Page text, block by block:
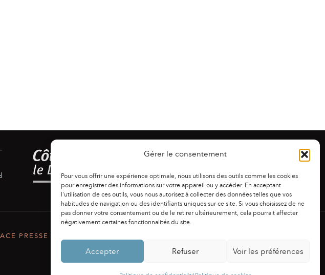
Gérer le consentement
Pour vous offrir une expérience optimale, nous utilisons des outils comme les cookies
pour enregistrer des informations sur votre appareil ou y accéder. En acceptant
l'utilisation de ces outils, vous nous autorisez à collecter des données telles que vos
habitudes de navigation ou des identifiants uniques sur ce site. Si vous choisissez de ne
pas donner votre consentement ou de le retirer ultérieurement, cela pourrait affecter
négativement certaines fonctionnalités du site.
Accepter Refuser Voir les préférences
PRESSE
Powered by Fluida